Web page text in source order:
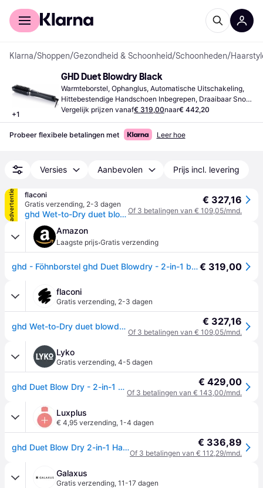
Voor shoppers
Klarna/Shoppen/Gezondheid & Schoonheid/Schoonheden/
+1
GHD Duet Blowdry Black
Warmteborstel, Ophanglus, Automatische Uitschakeling,
Hittebestendige Handschoen Inbegrepen, Draaibaar Snoer,
Hete Lucht
Vergelijk prijzen vanaf€ 319,00naar€ 442,20
Probeer flexibele betalingen met Leer hoe
Versies Aanbevolen Prijs incl. levering
advertentie
flaconi
Gratis verzending, 2-3 dagen
ghd Wet-to-Dry duet blowdry Hair Dryer Brush schwarz Föhnborstel
€ 327,16
Of 3 betalingen van € 109,05/mnd.
Amazon
Laagste prijs·Gratis verzending
ghd - Föhnborstel ghd Duet Blowdry - 2-in-1 borstel€ 319,00
flaconi
Gratis verzending, 2-3 dagen
ghd Wet-to-Dry duet blowdry Hair Dryer Brush schwarz Föhnborstel € 327,16
Of 3 betalingen van € 109,05/mnd.
Lyko
Gratis verzending, 4-5 dagen
ghd Duet Blow Dry - 2-in-1 Hair Dryer Brush Black € 429,00
Of 3 betalingen van € 143,00/mnd.
Luxplus
€ 4,95 verzending, 1-4 dagen
ghd Duet Blow Dry 2-in-1 Hair Dryer Brush Black 1 st € 336,89
Of 3 betalingen van € 112,29/mnd.
Galaxus
Gratis verzending, 11-17 dagen